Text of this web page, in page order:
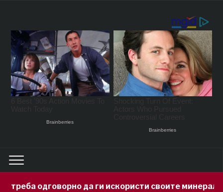
ги искористи своите минерални богатства